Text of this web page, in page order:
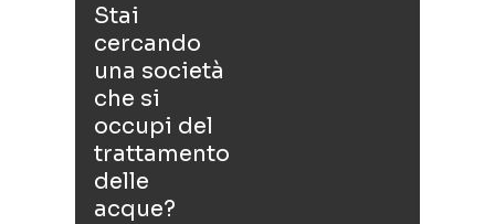
Stai
cercando
una società
che si
occupi del
trattamento
delle
acque?